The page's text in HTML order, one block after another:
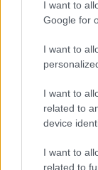
I want to
Google for
I want to
I want to
related to
device
I want to
related to
Σύμφωνα